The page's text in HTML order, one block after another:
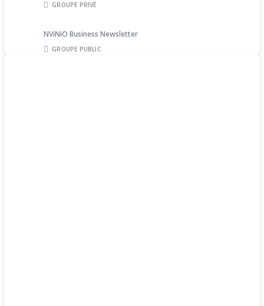
GROUPE PRIVÉ
NViNiO Business Newsletter
GROUPE PUBLIC